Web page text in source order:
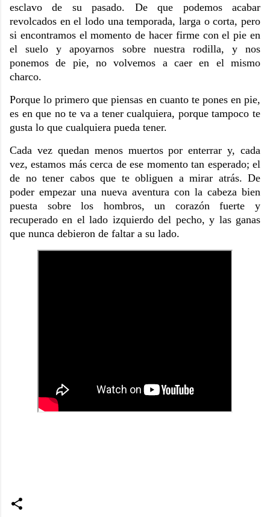
esclavo de su pasado. De que podemos acabar
revolcados en el lodo una temporada, larga o corta, pero
si encontramos el momento de hacer firme con el pie en
el suelo y apoyarnos sobre nuestra rodilla, y nos
ponemos de pie, no volvemos a caer en el mismo
charco.
Porque lo primero que piensas en cuanto te pones en pie,
es en que no te va a tener cualquiera, porque tampoco te
gusta lo que cualquiera pueda tener.
Cada vez quedan menos muertos por enterrar y, cada
vez, estamos más cerca de ese momento tan esperado; el
de no tener cabos que te obliguen a mirar atrás. De
poder empezar una nueva aventura con la cabeza bien
puesta sobre los hombros, un corazón fuerte y
recuperado en el lado izquierdo del pecho, y las ganas
que nunca debieron de faltar a su lado.